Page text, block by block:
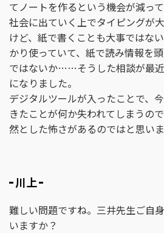
てノートを作るという機会が減って
社会に出ていく上でタイピングが
けど、紙で書くことも大事ではな
かり使っていて、紙で読み情報を
ではないか……そうした相談が最
になりました。
デジタルツールが入ったことで、
きたことが何か失われてしまうの
然とした怖さがあるのではと思いま
川上
難しい問題ですね。三井先生ご自
いますか？